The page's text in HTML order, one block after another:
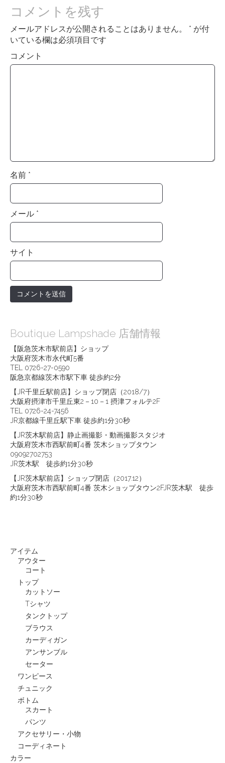
a
v
i
g
a
コメントを残す
メールアドレスが公開されることはありません。 * が付
いている欄は必須項目です
コメント
名前 *
メール *
サイト
Boutique Lampshade 店舗情報
【阪急茨木市駅前店】ショップ
大阪府茨木市永代町5番
TEL 0726-27-0590
阪急京都線茨木市駅下車 徒歩約2分
【JR千里丘駅前店】ショップ閉店（2018/7）
大阪府摂津市千里丘東2－10－1 摂津フォルテ2F
TEL 0726-24-7456
JR京都線千里丘駅下車 徒歩約1分30秒
【JR茨木駅前店】静止画撮影・動画撮影スタジオ
大阪府茨木市西駅前町4番 茨木ショップタウン
09092702753
JR茨木駅 徒歩約1分30秒
【JR茨木駅前店】ショップ閉店（2017.12）
大阪府茨木市西駅前町4番 茨木ショップタウン2FJR茨木駅 徒歩
約1分30秒
アイテム
アウター
コート
トップ
カットソー
Tシャツ
タンクトップ
ブラウス
カーディガン
アンサンブル
セーター
ワンピース
チュニック
ボトム
スカート
パンツ
アクセサリー・小物
コーディネート
カラー